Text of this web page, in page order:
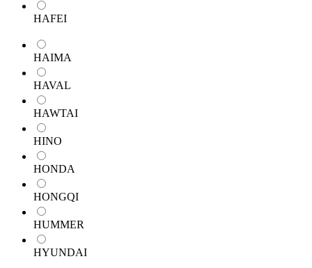
HAFEI
HAIMA
HAVAL
HAWTAI
HINO
HONDA
HONGQI
HUMMER
HYUNDAI